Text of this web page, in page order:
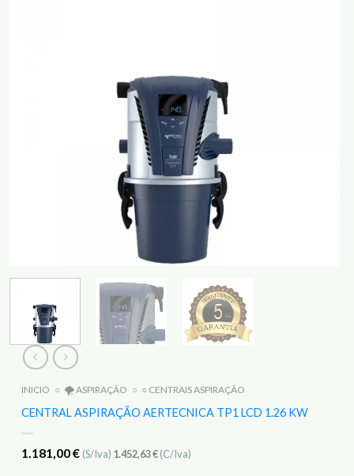
INICIO ○ 🌪️ ASPIRAÇÃO ○ ○ CENTRAIS ASPIRAÇÃO
CENTRAL ASPIRAÇÃO AERTECNICA TP1 LCD 1.26 KW
1.181,00€ (S/Iva) 1.452,63€(C/Iva)